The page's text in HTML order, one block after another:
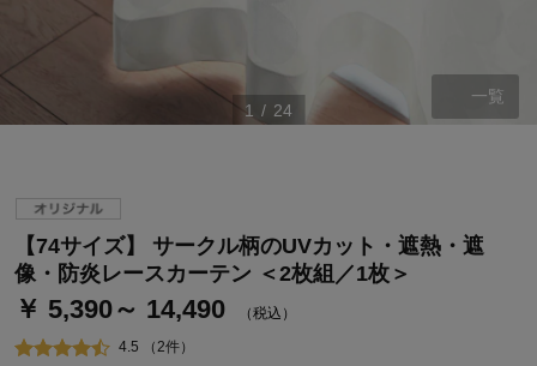
1 / 24
一覧
【74サイズ】 サークル柄のUVカット・遮熱・遮
像・防炎レースカーテン ＜2枚組／1枚＞
￥ 5,390～ 14,490 （税込）
4.5 （2件）
ベルメゾンご優待サービスについて
ベルメゾン・ポイントについて
通常商品送料無料 返品引取無料（JCBのみ）
即時入会なら更に500円OFFクーポンプレゼント